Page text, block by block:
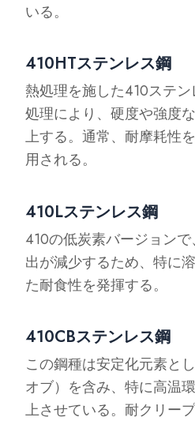
いる。
410HTステンレス鋼
熱処理を施した410ステ
処理により、硬度や強度
上する。通常、耐摩耗性
用される。
410Lステンレス鋼
410の低炭素バージョン
出が減少するため、特に
た耐食性を発揮する。
410CBステンレス鋼
この鋼種は安定化元素と
オブ）を含み、特に高温
上させている。耐クリー